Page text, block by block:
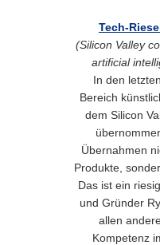
Tech-
(Silicon Valley
artificial
In den
Bereich
dem Silicon
Übernahmen
Produkte,
Das ist ein
und Gründer
allen
Kompetenz